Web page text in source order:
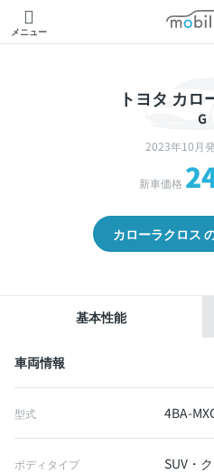
メニュー
モ
トヨタ カロ
G
2023年10月
新車価格
カローラクロス
基本性能
車両情報
型式 4BA-
ボディタイプ
SUV・